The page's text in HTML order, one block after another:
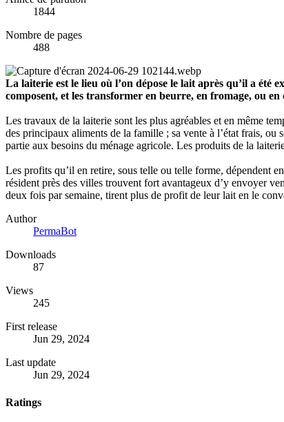
1844
Nombre de pages
488
La laiterie est le lieu où l’on dépose le lait après qu’il a
composent, et les transformer en beurre, en fromage, ou
Les travaux de la laiterie sont les plus agréables et en même
des principaux aliments de la famille ; sa vente à l’état frais,
partie aux besoins du ménage agricole. Les produits de la
Les profits qu’il en retire, sous telle ou telle forme, dépendent
résident près des villes trouvent fort avantageux d’y envoyer
deux fois par semaine, tirent plus de profit de leur lait en le
Author
PermaBot
Downloads
87
Views
245
First release
Jun 29, 2024
Last update
Jun 29, 2024
Ratings